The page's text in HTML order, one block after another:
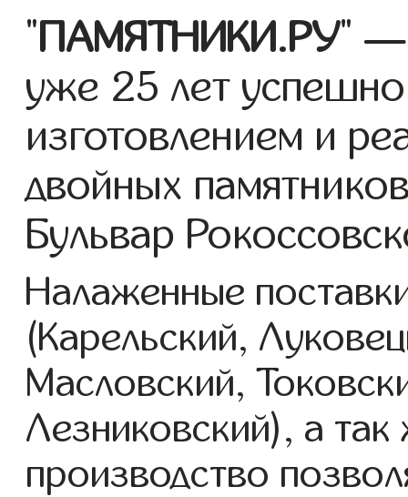
"ПАМЯТНИКИ.РУ" —
уже 25 лет
изготовлением и
двойных
Бульвар
Налаженные
(Карельский,
Масловский,
Лезниковский), а
производство